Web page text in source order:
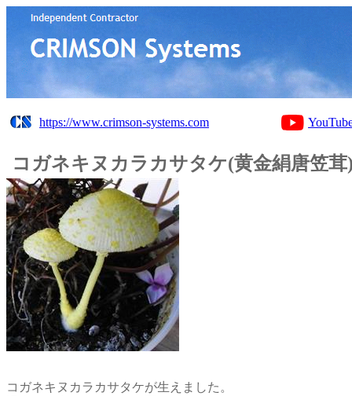
https://www.crimson-systems.com
コガネキヌカラカサタケ(黄金絹唐笠茸
コガネキヌカラカサタケが生えました。